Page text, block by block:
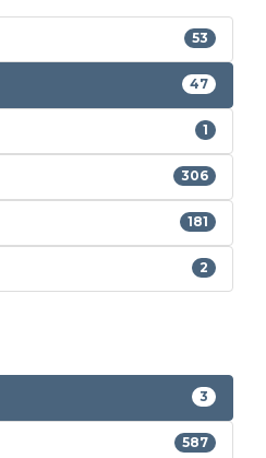
53
47
1
306
181
2
3
587